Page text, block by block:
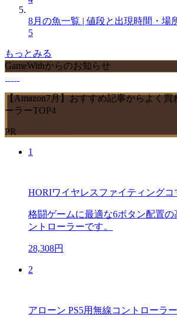
8月の魚一覧 | 値段と出現時間・場
5
もっとみる
GameWithからのお知らせ
【Amazon7月】おすすめ記事からよく
ーラーTOP4
PR
1
HORIワイヤレスファイティングコ
格闘ゲームに最適な6ボタン配置の
ントローラーです。
28,308円
2
アローン PS5用無線コントローラー